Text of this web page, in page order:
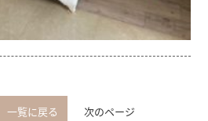
一覧に戻る 次のページ